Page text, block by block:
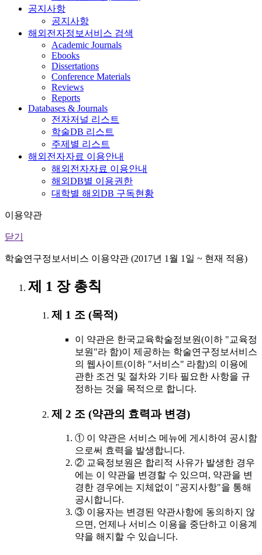
공지사항
공지사항
해외전자정보서비스 검색
Academic Journals
Ebooks
Dissertations
Conference Materials
Reviews
Reports
Databases & Journals
전자저널 리스트
학술DB 리스트
주제별 리스트
해외전자자료 이용안내
해외전자자료 이용안내
해외DB별 이용권한
대학별 해외DB 구독현황
이용약관
닫기
학술연구정보서비스 이용약관 (2017년 1월 1일 ~ 현재 적용)
제 1 장 총칙
제 1 조 (목적)
이 약관은 한국교육학술정보원(이하 "교육정
보원"라 함)이 제공하는 학술연구정보서비스
의 웹사이트(이하 "서비스" 라함)의 이용에
관한 조건 및 절차와 기타 필요한 사항을 규
정하는 것을 목적으로 합니다.
제 2 조 (약관의 효력과 변경)
① 이 약관은 서비스 메뉴에 게시하여 공시함
으로써 효력을 발생합니다.
② 교육정보원은 합리적 사유가 발생한 경우
에는 이 약관을 변경할 수 있으며, 약관을 변
경한 경우에는 지체없이 "공지사항"을 통해
공시합니다.
③ 이용자는 변경된 약관사항에 동의하지 않
으면, 언제나 서비스 이용을 중단하고 이용계
약을 해지할 수 있습니다.